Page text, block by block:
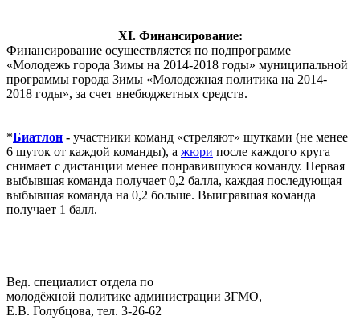
XI. Финансирование:
Финансирование осуществляется по подпрограмме
«Молодежь города Зимы на 2014-2018 годы» муниципальной
программы города Зимы «Молодежная политика на 2014-
2018 годы», за счет внебюджетных средств.
*Биатлон - участники команд «стреляют» шутками (не менее
6 шуток от каждой команды), а жюри после каждого круга
снимает с дистанции менее понравившуюся команду. Первая
выбывшая команда получает 0,2 балла, каждая последующая
выбывшая команда на 0,2 больше. Выигравшая команда
получает 1 балл.
Вед. специалист отдела по
молодёжной политике администрации ЗГМО,
Е.В. Голубцова, тел. 3-26-62